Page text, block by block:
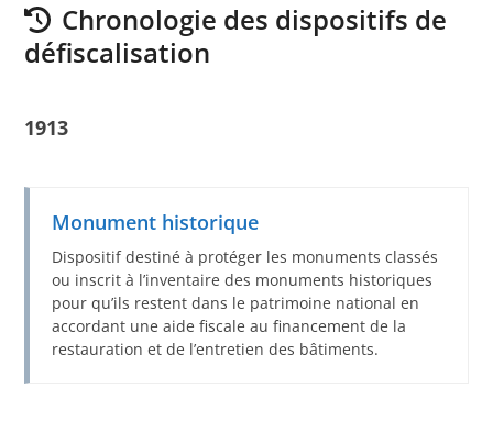
Chronologie des dispositifs de
défiscalisation
1913
Monument historique
Dispositif destiné à protéger les monuments classés
ou inscrit à l’inventaire des monuments historiques
pour qu’ils restent dans le patrimoine national en
accordant une aide fiscale au financement de la
restauration et de l’entretien des bâtiments.